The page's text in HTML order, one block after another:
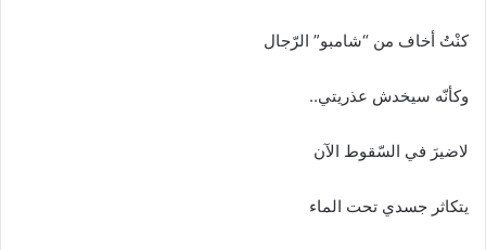
كنْتُ أخاف من “شامبو” الرّجال
وكأنّه سيخدش عذريتي..
لاضيرَ في السّقوط الآن
يتكاثر جسدي تحت الماء